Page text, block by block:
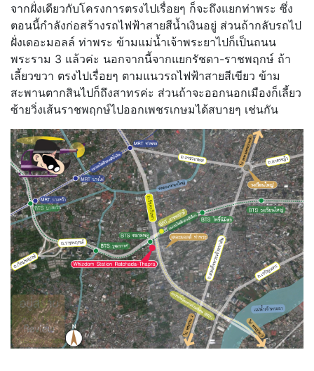
จากฝั่งเดียวกับโครงการตรงไปเรื่อยๆ ก็จะถึงแยกท่าพระ ซึ่ง
ตอนนี้กำลังก่อสร้างรถไฟฟ้าสายสีน้ำเงินอยู่ ส่วนถ้ากลับรถไป
ฝั่งเดอะมอลล์ ท่าพระ ข้ามแม่น้ำเจ้าพระยาไปก็เป็นถนน
พระราม 3 แล้วค่ะ นอกจากนี้จากแยกรัชดา-ราชพฤกษ์ ถ้า
เลี้ยวขวา ตรงไปเรื่อยๆ ตามแนวรถไฟฟ้าสายสีเขียว ข้าม
สะพานตากสินไปก็ถึงสาทรค่ะ ส่วนถ้าจะออกนอกเมืองก็เลี้ยว
ซ้ายวิ่งเส้นราชพฤกษ์ไปออกเพชรเกษมได้สบายๆ เช่นกัน